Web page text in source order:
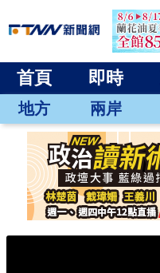
首頁 即時
地方 兩岸